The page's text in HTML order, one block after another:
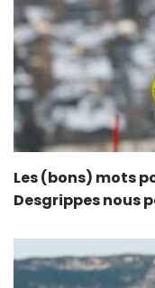
Les (bons) mots
Desgrippes nous